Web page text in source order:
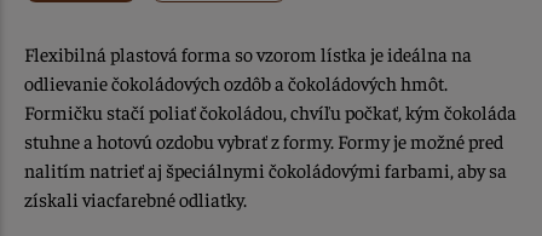
Flexibilná plastová forma so vzorom lístka je ideálna na
odlievanie čokoládových ozdôb a čokoládových hmôt.
Formičku stačí poliať čokoládou, chvíľu počkať, kým čokoláda
stuhne a hotovú ozdobu vybrať z formy. Formy je možné pred
nalitím natrieť aj špeciálnymi čokoládovými farbami, aby sa
získali viacfarebné odliatky.